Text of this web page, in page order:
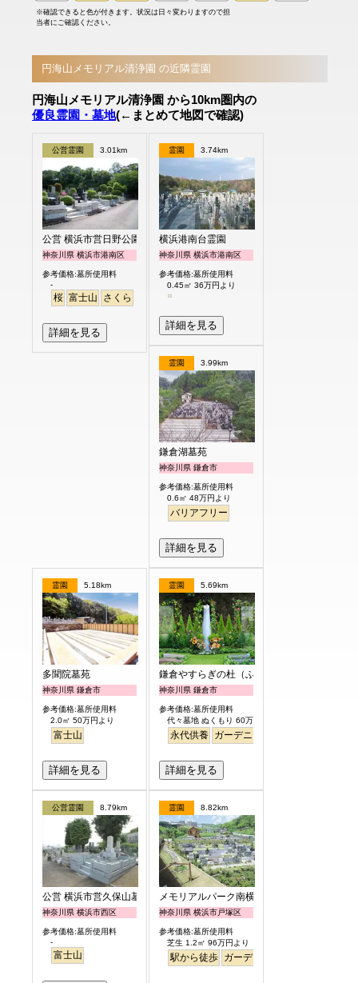
※確認できると色が付きます。状況は日々変わりますので担
当者にご確認ください。
円海山メモリアル清浄園 の近隣霊園
円海山メモリアル清浄園 から10km圏内の
優良霊園・墓地(←まとめて地図で確認)
公営霊園 3.01km
公営 横浜市営日野公園墓地
神奈川県 横浜市港南区
参考価格:墓所使用料
-
桜 富士山 さくら
詳細を見る
霊園 3.74km
横浜港南台霊園
神奈川県 横浜市港南区
参考価格:墓所使用料
0.45㎡ 36万円より
詳細を見る
霊園 3.99km
鎌倉湖墓苑
神奈川県 鎌倉市
参考価格:墓所使用料
0.6㎡ 48万円より
バリアフリー
詳細を見る
霊園 5.18km
多聞院墓苑
神奈川県 鎌倉市
参考価格:墓所使用料
2.0㎡ 50万円より
富士山
詳細を見る
霊園 5.69km
鎌倉やすらぎの杜（ふれあいの碑）
神奈川県 鎌倉市
参考価格:墓所使用料
代々墓地 ぬくもり 60万円より
永代供養 ガーデニング
詳細を見る
公営霊園 8.79km
公営 横浜市営久保山墓地
神奈川県 横浜市西区
参考価格:墓所使用料
-
富士山
霊園 8.82km
メモリアルパーク南横浜
神奈川県 横浜市戸塚区
参考価格:墓所使用料
芝生 1.2㎡ 96万円より
駅から徒歩 ガーデニング